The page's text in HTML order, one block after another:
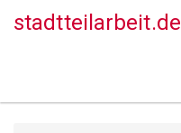
Direkt
stadtteilarbeit.de